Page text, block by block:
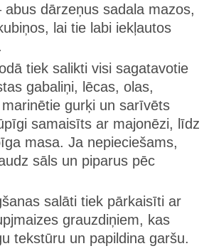
abus dārzeņus sadala mazos,
lai tie labi iekļautos
tiek salikti visi sagatavotie
gabaliņi, lēcas, olas,
gurķi un sarīvēts
samaisīts ar majonēzi, līdz
masa. Ja nepieciešams,
sāls un piparus pēc
salāti tiek pārkaisīti ar
grauzdiņiem, kas
tekstūru un papildina garšu.